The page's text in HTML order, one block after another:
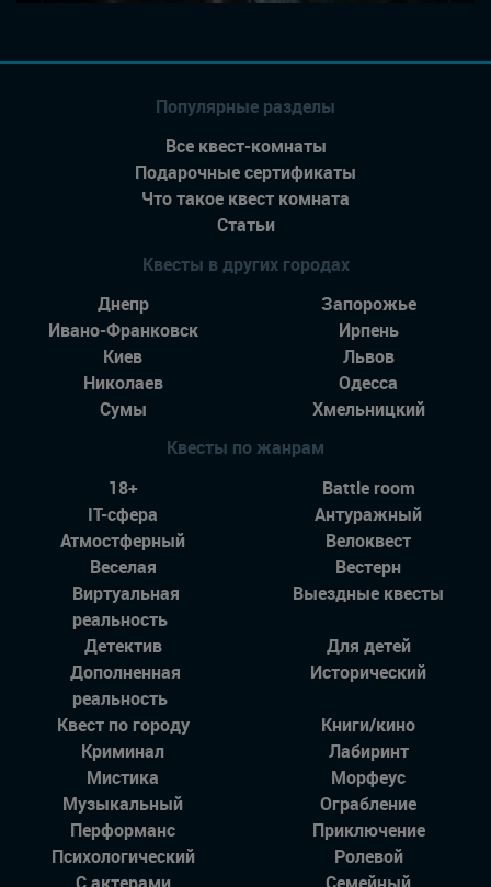
Популярные разделы
Все квест-комнаты
Подарочные сертификаты
Что такое квест комната
Статьи
Квесты в других городах
Днепр
Запорожье
Ивано-Франковск
Ирпень
Киев
Львов
Николаев
Одесса
Сумы
Хмельницкий
Квесты по жанрам
18+
Battle room
IT-сфера
Антуражный
Атмостферный
Велоквест
Веселая
Вестерн
Виртуальная
реальность
Выездные квесты
Детектив
Для детей
Дополненная
реальность
Исторический
Квест по городу
Книги/кино
Криминал
Лабиринт
Мистика
Морфеус
Музыкальный
Ограбление
Перформанс
Приключение
Психологический
Ролевой